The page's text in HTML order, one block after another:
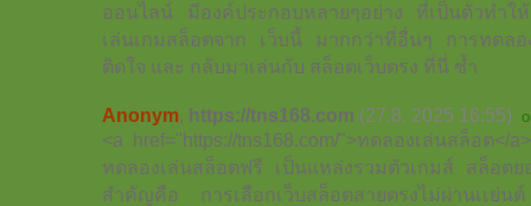
ออนไลน์ มีองค์ประกอบหลายๆอย่าง ที่เป็นตัวทำใ
เล่นเกมสล็อตจาก เว็บนี้ มากกว่าที่อื่นๆ การทดล
ติดใจ และ กลับมาเล่นกับ สล็อตเว็บตรง ที่นี่ ซ้ำ
Anonym, https://tns168.com (27.8. 2025 16:55)
<a href="https://tns168.com/">ทดลองเล่นสล็อต</
ทดลองเล่นสล็อตฟรี เป็นแหล่งรวมตัวเกมส์ สล็อ
สำคัญคือ การเลือกเว็บสล็อตสายตรงไม่ผ่านเเย่